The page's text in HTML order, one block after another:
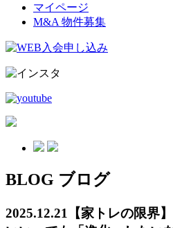
マイページ
M&A 物件募集
BLOG ブログ
2025.12.21
【家トレの限界